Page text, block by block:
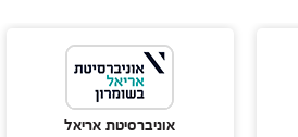
אוניברסיטת אריאל